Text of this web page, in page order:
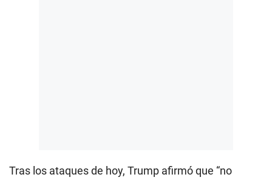
Tras los ataques de hoy, Trump afirmó que “no